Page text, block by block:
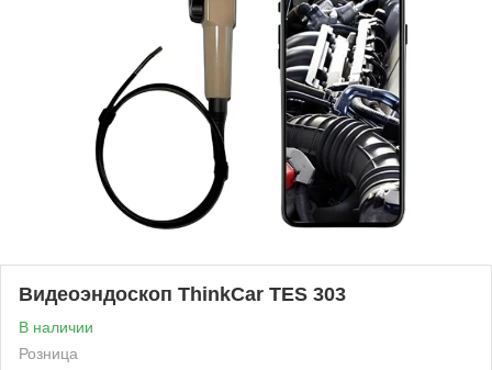
Видеоэндоскоп ThinkCar TES 303
В наличии
Розница